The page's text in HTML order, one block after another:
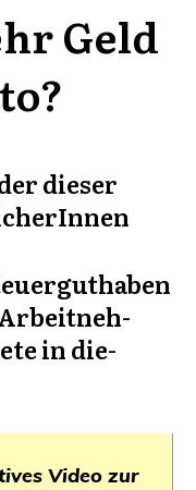
Geld
die­ser
in die­
Video zur